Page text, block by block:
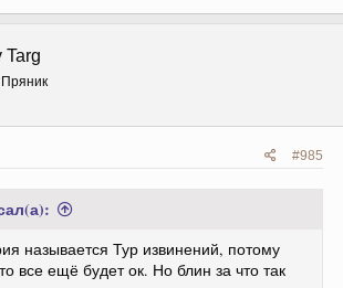
Targ
#985
называется Тур извинений, потому
все ещё будет ок. Но блин за что так